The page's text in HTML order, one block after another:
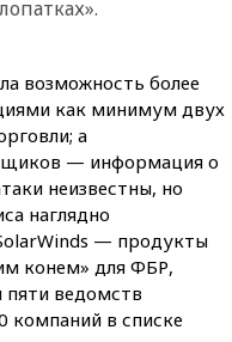
возможность более
как минимум двух
а
— информация о
неизвестны, но
наглядно
— продукты
конем» для ФБР,
ведомств
компаний в списке